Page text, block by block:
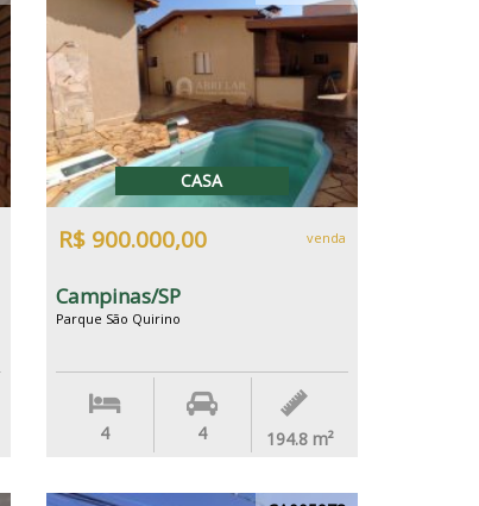
CASA
R$ 900.000,00 venda
Campinas/SP
Parque São Quirino
4 4 194.8 m²